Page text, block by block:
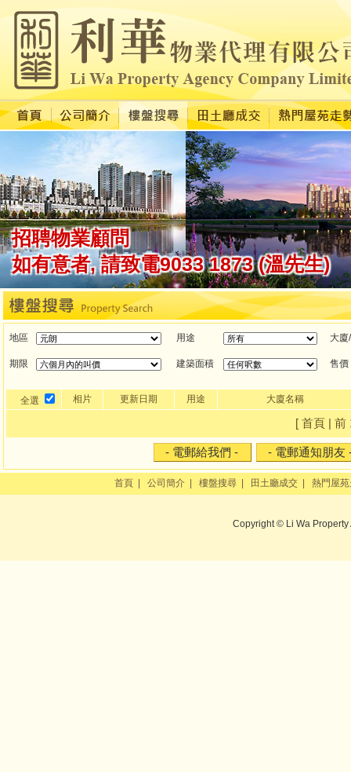
地區 用途 大廈
期限 建築面積 售價
全選 相片 更新日期 用途 大廈名稱
[ 首頁 | 前
首頁 公司簡介 樓盤搜尋 田土廳成交 熱門屋
Copyright © Li Wa